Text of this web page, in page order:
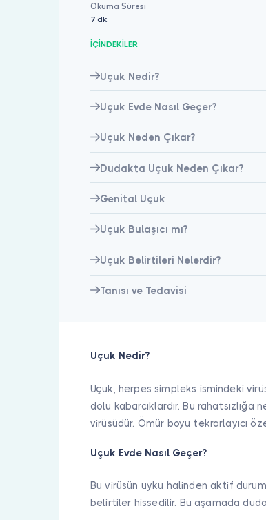
Okuma Süresi
7 dk
İÇİNDEKİLER
Uçuk Nedir?
Uçuk Evde Nasıl Geçer?
Uçuk Neden Çıkar?
Dudakta Uçuk Neden Çıkar?
Genital Uçuk
Uçuk Bulaşıcı mı?
Uçuk Belirtileri Nelerdir?
Tanısı ve Tedavisi
Uçuk Nedir?
Uçuk, herpes simpleks ismindeki
dolu kabarcıklardır. Bu
virüsüdür. Ömür boyu tekrarlayıcı
Uçuk Evde Nasıl Geçer?
Bu virüsün uyku halinden aktif
belirtiler hissedilir. Bu aşamada